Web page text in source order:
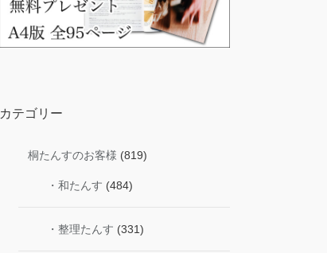
カテゴリー
桐たんすのお客様 (819)
・和たんす (484)
・整理たんす (331)